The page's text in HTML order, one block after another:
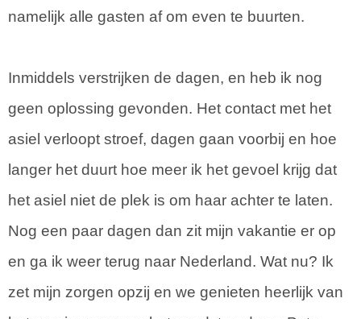
namelijk alle gasten af om even te buurten.
Inmiddels verstrijken de dagen, en heb ik nog
geen oplossing gevonden. Het contact met het
asiel verloopt stroef, dagen gaan voorbij en hoe
langer het duurt hoe meer ik het gevoel krijg dat
het asiel niet de plek is om haar achter te laten.
Nog een paar dagen dan zit mijn vakantie er op
en ga ik weer terug naar Nederland. Wat nu? Ik
zet mijn zorgen opzij en we genieten heerlijk van